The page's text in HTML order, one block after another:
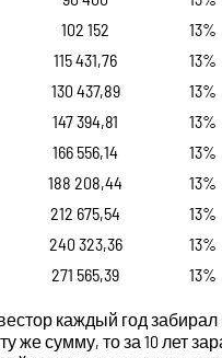
102 152 13%
115 431,76 13%
130 437,89 13%
147 394,81 13%
166 556,14 13%
188 208,44 13%
212 675,54 13%
240 323,36 13%
271 565,39 13%
каждый год
же сумму, то за 10 лет